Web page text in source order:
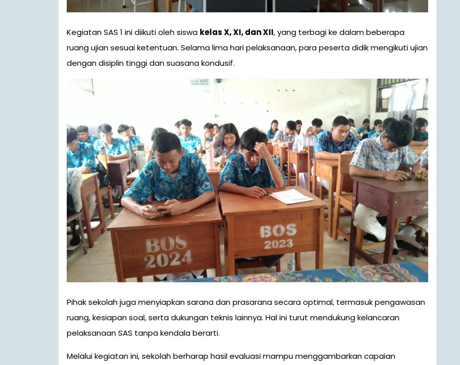
Kegiatan SAS 1 ini diikuti oleh siswa kelas X, XI, dan XII, yang terbagi ke dalam beberapa
ruang ujian sesuai ketentuan. Selama lima hari pelaksanaan, para peserta didik mengikuti ujian
dengan disiplin tinggi dan suasana kondusif.
Pihak sekolah juga menyiapkan sarana dan prasarana secara optimal, termasuk pengawasan
ruang, kesiapan soal, serta dukungan teknis lainnya. Hal ini turut mendukung kelancaran
pelaksanaan SAS tanpa kendala berarti.
Melalui kegiatan ini, sekolah berharap hasil evaluasi mampu menggambarkan capaian